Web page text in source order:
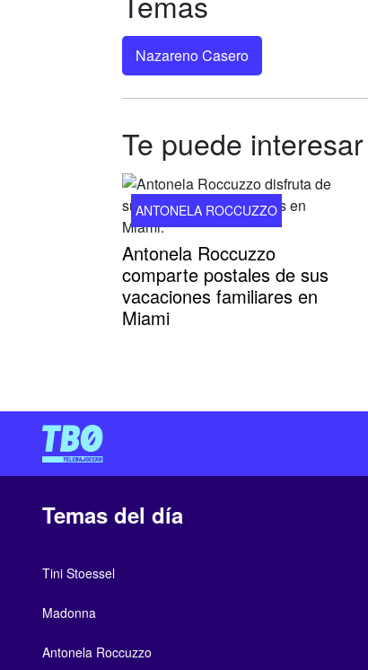
Nazareno Casero
Te puede interesar
ANTONELA ROCCUZZO
Antonela Roccuzzo
comparte postales de sus
vacaciones familiares en
Miami
Temas del día
Tini Stoessel
Madonna
Antonela Roccuzzo